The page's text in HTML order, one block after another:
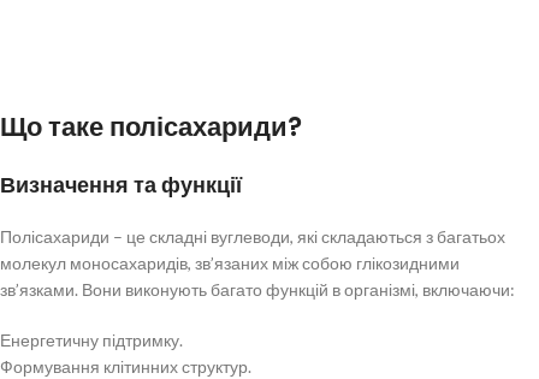
Посилання на довідкові матеріали
Що таке полісахариди?
Визначення та функції
Полісахариди – це складні вуглеводи, які складаються з багатьох
молекул моносахаридів, зв’язаних між собою глікозидними
зв’язками. Вони виконують багато функцій в організмі, включаючи:
Енергетичну підтримку.
Формування клітинних структур.